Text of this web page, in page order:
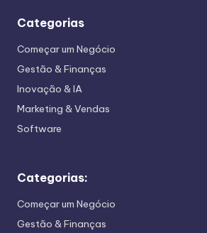
Categorias
Começar um Negócio
Gestão & Finanças
Inovação & IA
Marketing & Vendas
Software
Categorias:
Começar um Negócio
Gestão & Finanças